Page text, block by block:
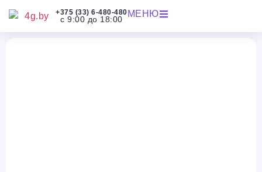
+375 (33) 6-480-480
с 9:00 до 18:00
МЕНЮ